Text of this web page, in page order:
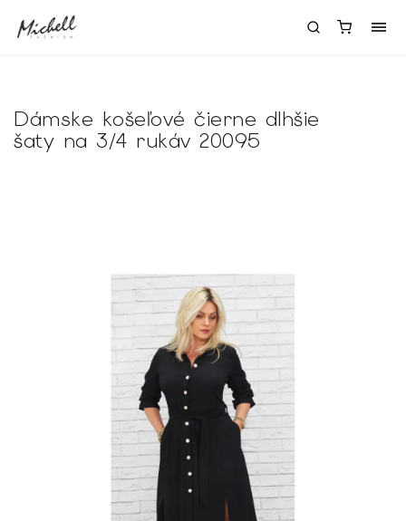
Dámske košeľové čierne dlhšie
šaty na 3/4 rukáv 20095